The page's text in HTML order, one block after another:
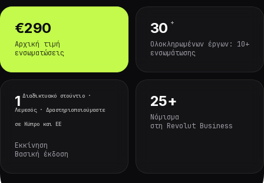
€290
Αρχική τιμή
ενσωματώσεις
30 +
Ολοκληρωμένων έργων: 10+
ενσωμάτωσης
1 Διαδικτυακό στούντιο ·
Λεμεσός · Δραστηριοποιούμαστε
σε Κύπρο και ΕΕ
Εκκίνηση
Βασική έκδοση
25+
Νόμισμα
στη Revolut Business